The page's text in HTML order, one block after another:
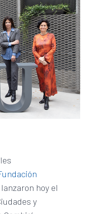
lanzaron hoy el
y